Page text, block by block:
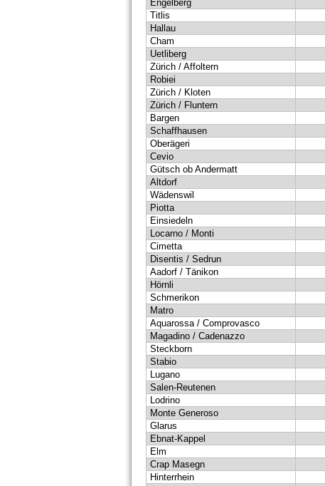
Engelberg
Titlis
Hallau
Cham
Uetliberg
Zürich / Affoltern
Robiei
Zürich / Kloten
Zürich / Fluntern
Bargen
Schaffhausen
Oberägeri
Cevio
Gütsch ob Andermatt
Altdorf
Wädenswil
Piotta
Einsiedeln
Locarno / Monti
Cimetta
Disentis / Sedrun
Aadorf / Tänikon
Hörnli
Schmerikon
Matro
Aquarossa / Comprovasco
Magadino / Cadenazzo
Steckborn
Stabio
Lugano
Salen-Reutenen
Lodrino
Monte Generoso
Glarus
Ebnat-Kappel
Elm
Crap Masegn
Hinterrhein